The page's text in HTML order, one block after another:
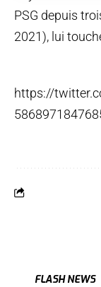
PSG depuis
2021), lui
https://
FLASH NEWS